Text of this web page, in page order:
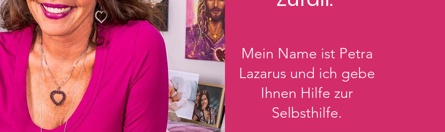
Mein Name ist Petra
Lazarus und ich gebe
Ihnen Hilfe zur
Selbsthilfe.